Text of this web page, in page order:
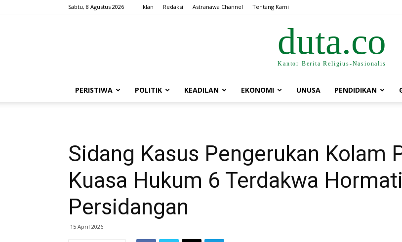
Sabtu, 8 Agustus 2026 Iklan Redaksi Astranawa Channel Tentang Kami
duta.co
Kantor Berita Religius-Nasionalis
PERISTIWA POLITIK KEADILAN EKONOMI UNUSA PENDIDIKAN
Sidang Kasus Pengerukan Kolam
Kuasa Hukum 6 Terdakwa
Persidangan
15 April 2026